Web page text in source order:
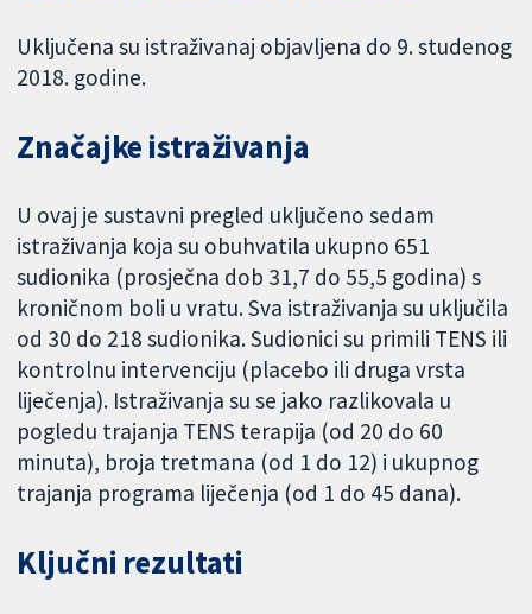
Uključena su istraživanaj objavljena do 9. studenog
2018. godine.
Značajke istraživanja
U ovaj je sustavni pregled uključeno sedam
istraživanja koja su obuhvatila ukupno 651
sudionika (prosječna dob 31,7 do 55,5 godina) s
kroničnom boli u vratu. Sva istraživanja su uključila
od 30 do 218 sudionika. Sudionici su primili TENS ili
kontrolnu intervenciju (placebo ili druga vrsta
liječenja). Istraživanja su se jako razlikovala u
pogledu trajanja TENS terapija (od 20 do 60
minuta), broja tretmana (od 1 do 12) i ukupnog
trajanja programa liječenja (od 1 do 45 dana).
Ključni rezultati